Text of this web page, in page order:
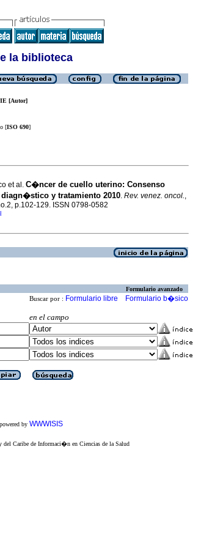
la biblioteca
[Autor]
[ISO 690]
et al. C�ncer de cuello uterino: Consenso
y tratamiento 2010. Rev. venez. oncol.,
p.102-129. ISSN 0798-0582
Formulario avanzado
Buscar por : Formulario libre Formulario b�sico
en el campo
powered by WWWISIS
Caribe de Informaci�n en Ciencias de la Salud